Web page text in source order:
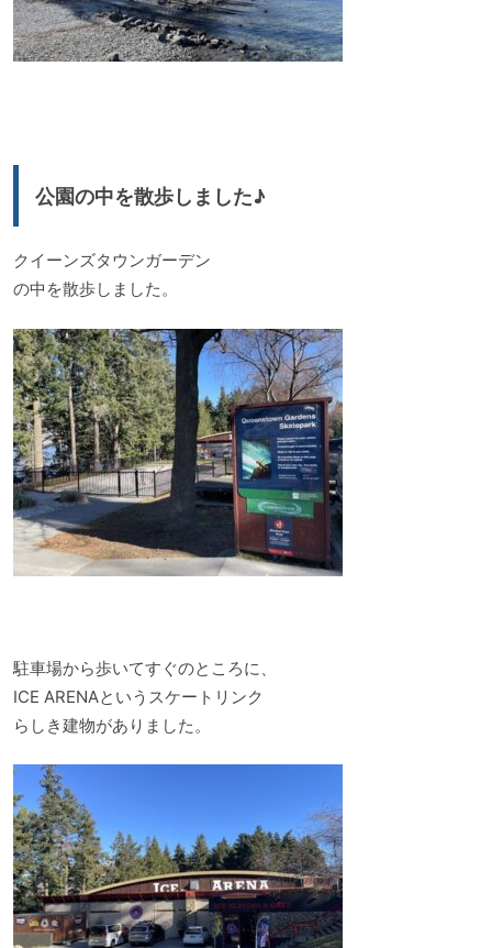
公園の中を散歩しました♪
クイーンズタウンガーデン
の中を散歩しました。
駐車場から歩いてすぐのところに、
ICE ARENAというスケートリンク
らしき建物がありました。